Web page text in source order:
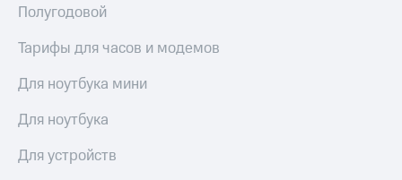
Полугодовой
Тарифы для часов и модемов
Для ноутбука мини
Для ноутбука
Для устройств